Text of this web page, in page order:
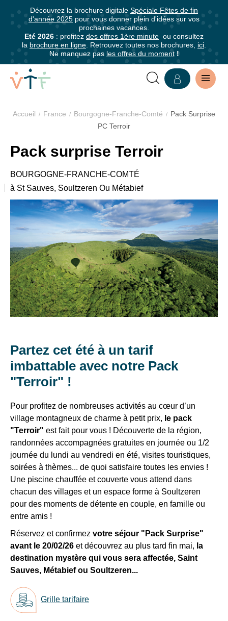
Découvrez la brochure digitale Spéciale Fêtes de fin
d'année 2025 pour vous donner plein d'idées sur vos
prochaines vacances.
Eté 2026 : profitez des offres 1ère minute ou consultez
la brochure en ligne . Retrouvez toutes nos brochures, ici
Ne manquez pas les offres du moment!
Accueil France Bourgogne-Franche-Comté
Pack Surprise
PC Terroir
VILLAGE
VACANCES
PACK
SURPRISE
TERROIR,
ST
SAUVES,
SOULTZEREN
MÉTABIEF
Pack surprise Terroir
BOURGOGNE-FRANCHE-COMTÉ
à St Sauves, Soultzeren Ou Métabief
Partez cet été à un tarif
imbattable avec notre Pack
"Terroir" !
Pour profitez de nombreuses activités au cœur d’un
village montagneux de charme à petit prix, le pack
"Terroir" est fait pour vous ! Découverte de la région,
randonnées accompagnées gratuites en journée ou 1/2
journée du lundi au vendredi en été, visites touristiques,
soirées à thèmes... de quoi satisfaire toutes les envies !
Une piscine chauffée et couverte vous attend dans
chacun des villages et un espace forme à Soultzeren
pour des moments de détente en couple, en famille ou
entre amis !
Réservez et confirmez votre séjour "Pack Surprise"
avant le 20/02/26 et découvrez au plus tard fin mai, la
destination mystère qui vous sera affectée, Saint
Sauves, Métabief ou Soultzeren...
Grille tarifaire
Grille
tarifaire
Pack
Surprise
13/06
27/06/26
et
Toussaint
du
17/10
31/10/26
349€/adulte
•
Eté
au
4/07/26
399€/adulte
•
Eté
du
4
au
25/07
et
du
15
au
22/08/26
479€/adulte
Eté
du
Abonnez-
vous
à
notre
Abonnez-
pour
être
informé·e
de
tous
les
avantages
des
offres
exclusives
et
des
bons
pour
vos
vacances
!
Il
suffit
d’un
clic
Recevez
tous
les
15
jours,
directement
dans
votre
boîte
toutes
les
nouveautés,